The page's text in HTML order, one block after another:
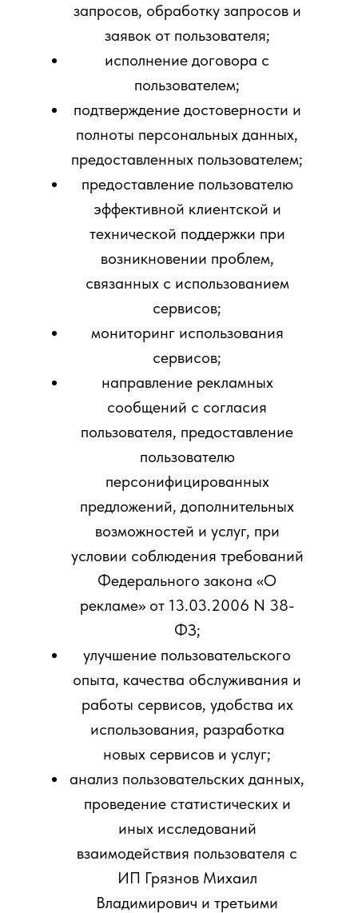
запросов, обработку запросов и
заявок от пользователя;
исполнение договора с
пользователем;
подтверждение достоверности и
полноты персональных данных,
предоставленных пользователем;
предоставление пользователю
эффективной клиентской и
технической поддержки при
возникновении проблем,
связанных с использованием
сервисов;
мониторинг использования
сервисов;
направление рекламных
сообщений с согласия
пользователя, предоставление
пользователю
персонифицированных
предложений, дополнительных
возможностей и услуг, при
условии соблюдения требований
Федерального закона «О
рекламе» от 13.03.2006 N 38-
ФЗ;
улучшение пользовательского
опыта, качества обслуживания и
работы сервисов, удобства их
использования, разработка
новых сервисов и услуг;
анализ пользовательских данных,
проведение статистических и
иных исследований
взаимодействия пользователя с
ИП Грязнов Михаил
Владимирович и третьими